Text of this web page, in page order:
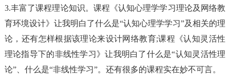
3.丰富了课程理论知识。课程《认知心理学学习理论及网络教
育环境设计》让我明白了什么是“认知心理学学习”及相关的理
论，还有怎样根据该理论来设计网络教育;课程《认知灵活性
理论指导下的非线性学习》让我明白了什么是“认知灵活性理
论”、什么是“非线性学习”。还有很多的课程实在妙不可言。